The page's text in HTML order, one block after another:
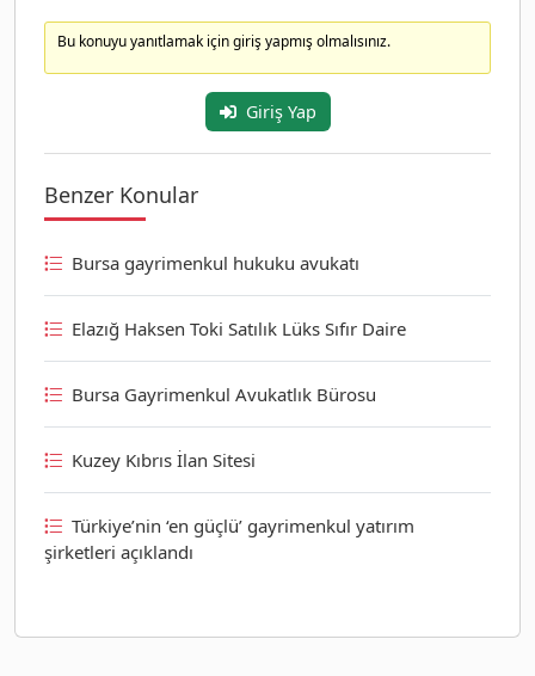
Bu konuyu yanıtlamak için giriş yapmış olmalısınız.
Giriş Yap
Benzer Konular
Bursa gayrimenkul hukuku avukatı
Elazığ Haksen Toki Satılık Lüks Sıfır Daire
Bursa Gayrimenkul Avukatlık Bürosu
Kuzey Kıbrıs İlan Sitesi
Türkiye’nin ‘en güçlü’ gayrimenkul yatırım
şirketleri açıklandı